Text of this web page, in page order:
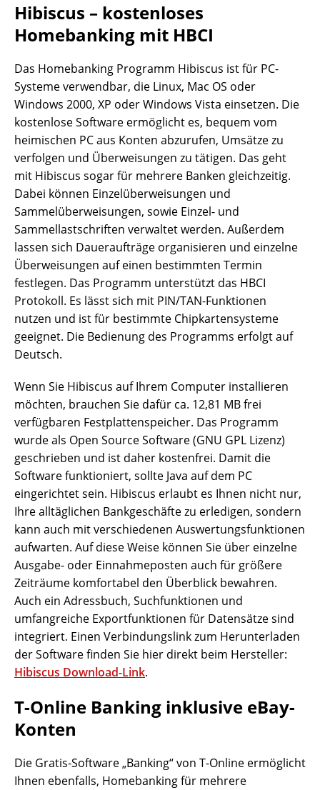
Hibiscus – kostenloses
Homebanking mit HBCI
Das Homebanking Programm Hibiscus ist für PC-
Systeme verwendbar, die Linux, Mac OS oder
Windows 2000, XP oder Windows Vista einsetzen. Die
kostenlose Software ermöglicht es, bequem vom
heimischen PC aus Konten abzurufen, Umsätze zu
verfolgen und Überweisungen zu tätigen. Das geht
mit Hibiscus sogar für mehrere Banken gleichzeitig.
Dabei können Einzelüberweisungen und
Sammelüberweisungen, sowie Einzel- und
Sammellastschriften verwaltet werden. Außerdem
lassen sich Daueraufträge organisieren und einzelne
Überweisungen auf einen bestimmten Termin
festlegen. Das Programm unterstützt das HBCI
Protokoll. Es lässt sich mit PIN/TAN-Funktionen
nutzen und ist für bestimmte Chipkartensysteme
geeignet. Die Bedienung des Programms erfolgt auf
Deutsch.
Wenn Sie Hibiscus auf Ihrem Computer installieren
möchten, brauchen Sie dafür ca. 12,81 MB frei
verfügbaren Festplattenspeicher. Das Programm
wurde als Open Source Software (GNU GPL Lizenz)
geschrieben und ist daher kostenfrei. Damit die
Software funktioniert, sollte Java auf dem PC
eingerichtet sein. Hibiscus erlaubt es Ihnen nicht nur,
Ihre alltäglichen Bankgeschäfte zu erledigen, sondern
kann auch mit verschiedenen Auswertungsfunktionen
aufwarten. Auf diese Weise können Sie über einzelne
Ausgabe- oder Einnahmeposten auch für größere
Zeiträume komfortabel den Überblick bewahren.
Auch ein Adressbuch, Suchfunktionen und
umfangreiche Exportfunktionen für Datensätze sind
integriert. Einen Verbindungslink zum Herunterladen
der Software finden Sie hier direkt beim Hersteller:
Hibiscus Download-Link.
T-Online Banking inklusive eBay-
Konten
Die Gratis-Software „Banking“ von T-Online ermöglicht
Ihnen ebenfalls, Homebanking für mehrere